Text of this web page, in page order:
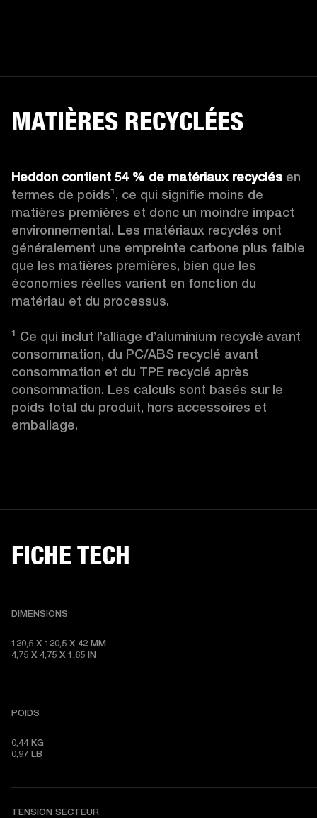
MATIÈRES RECYCLÉES
Heddon contient 54 % de matériaux recyclés en
termes de poids¹, ce qui signifie moins de
matières premières et donc un moindre impact
environnemental. Les matériaux recyclés ont
généralement une empreinte carbone plus faible
que les matières premières, bien que les
économies réelles varient en fonction du
matériau et du processus.
¹ Ce qui inclut l’alliage d’aluminium recyclé avant
consommation, du PC/ABS recyclé avant
consommation et du TPE recyclé après
consommation. Les calculs sont basés sur le
poids total du produit, hors accessoires et
emballage.
FICHE TECH
DIMENSIONS
120,5 X 120,5 X 42 MM
4,75 X 4,75 X 1,65 IN
POIDS
0,44 KG
0,97 LB
TENSION SECTEUR